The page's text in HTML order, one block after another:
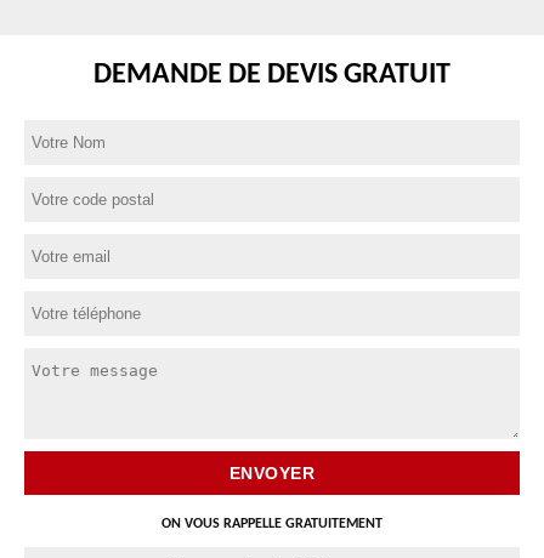
DEMANDE DE DEVIS GRATUIT
ON VOUS RAPPELLE GRATUITEMENT